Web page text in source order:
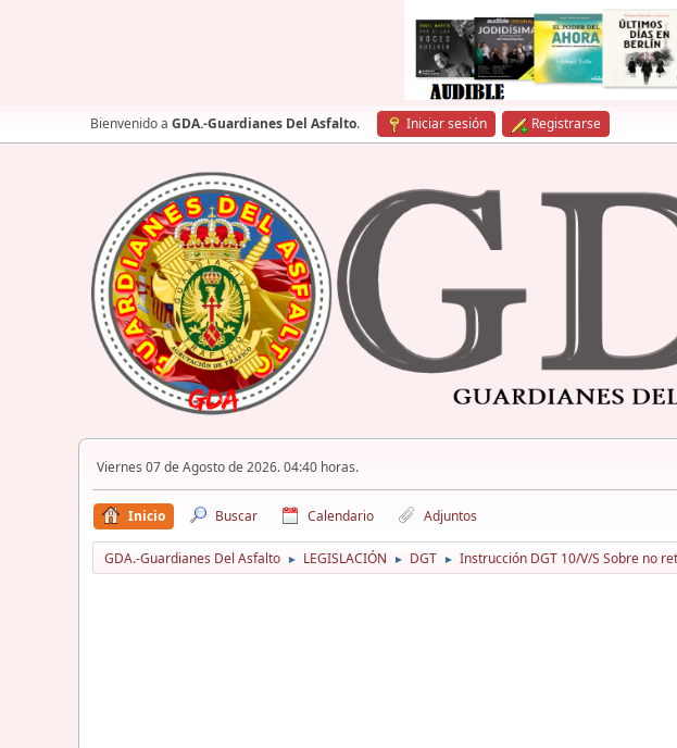
Bienvenido a GDA.-Guardianes Del Asfalto. Iniciar sesión Registrarse
Viernes 07 de Agosto de 2026. 04:40 horas.
Inicio Buscar Calendario Adjuntos
GDA.-Guardianes Del Asfalto ► LEGISLACIÓN ► DGT ► Instrucción DGT 10/V/S Sobre no